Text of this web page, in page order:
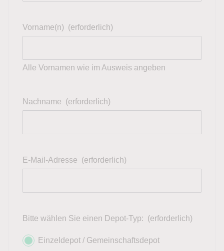
Vorname(n) (erforderlich)
Alle Vornamen wie im Ausweis angeben
Nachname (erforderlich)
E-Mail-Adresse (erforderlich)
Bitte wählen Sie einen Depot-Typ: (erforderlich)
Einzeldepot / Gemeinschaftsdepot